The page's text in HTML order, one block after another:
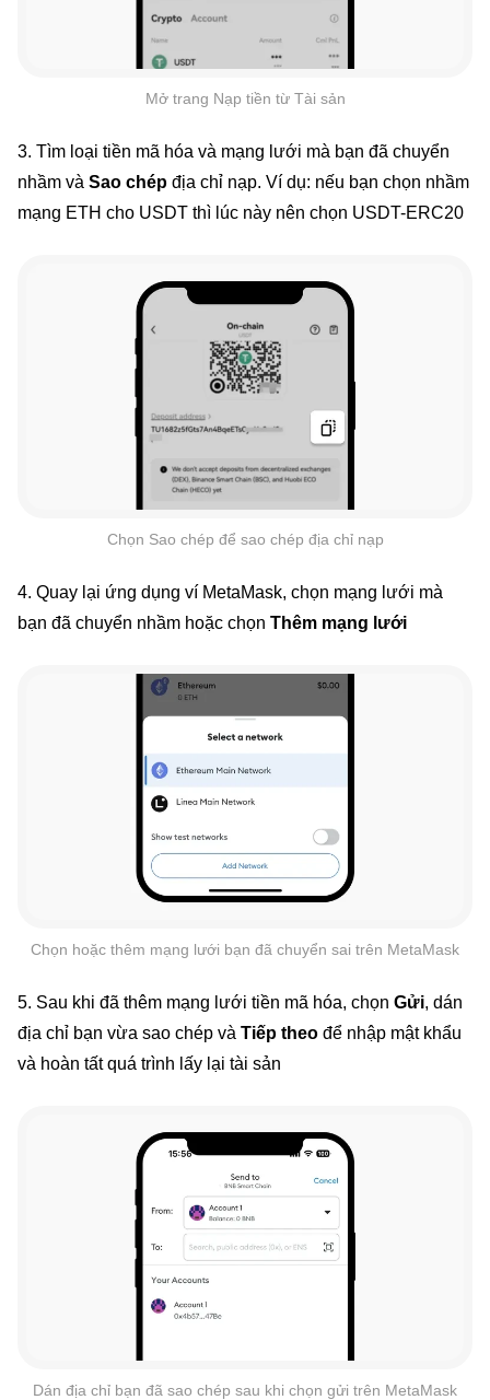
Mở trang Nạp tiền từ Tài sản
3. Tìm loại tiền mã hóa và mạng lưới mà bạn đã chuyển
nhầm và Sao chép địa chỉ nạp. Ví dụ: nếu bạn chọn nhầm
mạng ETH cho USDT thì lúc này nên chọn USDT-ERC20
Chọn Sao chép để sao chép địa chỉ nạp
4. Quay lại ứng dụng ví MetaMask, chọn mạng lưới mà
bạn đã chuyển nhầm hoặc chọn Thêm mạng lưới
Chọn hoặc thêm mạng lưới bạn đã chuyển sai trên MetaMask
5. Sau khi đã thêm mạng lưới tiền mã hóa, chọn Gửi, dán
địa chỉ bạn vừa sao chép và Tiếp theo để nhập mật khẩu
và hoàn tất quá trình lấy lại tài sản
Dán địa chỉ bạn đã sao chép sau khi chọn gửi trên MetaMask